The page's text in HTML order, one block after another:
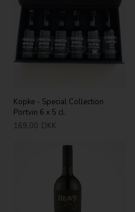
Kopke - Special Collection
Portvin 6 x 5 cl.
169,00 DKK